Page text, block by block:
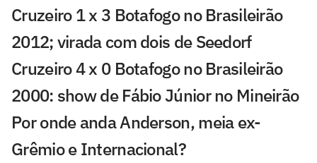
Cruzeiro 1 x 3 Botafogo no Brasileirão
2012; virada com dois de Seedorf
Cruzeiro 4 x 0 Botafogo no Brasileirão
2000: show de Fábio Júnior no Mineirão
Por onde anda Anderson, meia ex-
Grêmio e Internacional?